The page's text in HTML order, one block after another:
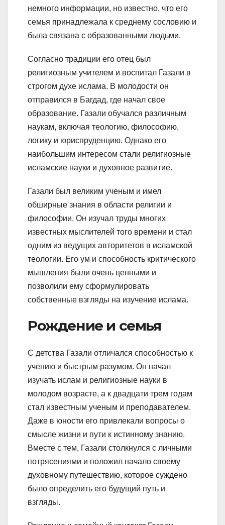
немного информации, но известно, что его
семья принадлежала к среднему сословию и
была связана с образованными людьми.
Согласно традиции его отец был
религиозным учителем и воспитал Газали в
строгом духе ислама. В молодости он
отправился в Багдад, где начал свое
образование. Газали обучался различным
наукам, включая теологию, философию,
логику и юриспруденцию. Однако его
наибольшим интересом стали религиозные
исламские науки и духовное развитие.
Газали был великим ученым и имел
обширные знания в области религии и
философии. Он изучал труды многих
известных мыслителей того времени и стал
одним из ведущих авторитетов в исламской
теологии. Его ум и способность критического
мышления были очень ценными и
позволили ему сформулировать
собственные взгляды на изучение ислама.
Рождение и семья
С детства Газали отличался способностью к
учению и быстрым разумом. Он начал
изучать ислам и религиозные науки в
молодом возрасте, а к двадцати трем годам
стал известным ученым и преподавателем.
Даже в юности его привлекали вопросы о
смысле жизни и пути к истинному знанию.
Вместе с тем, Газали столкнулся с личными
потрясениями и положил начало своему
духовному путешествию, которое суждено
было определить его будущий путь и
взгляды.